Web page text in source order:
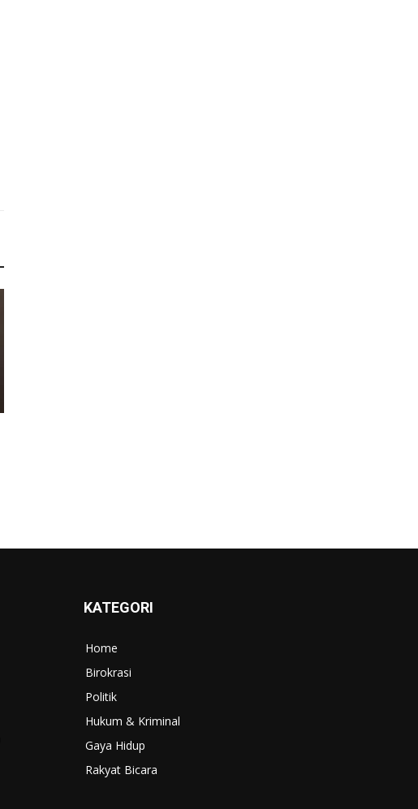
KATEGORI
Home
Birokrasi
Politik
Hukum & Kriminal
Gaya Hidup
Rakyat Bicara